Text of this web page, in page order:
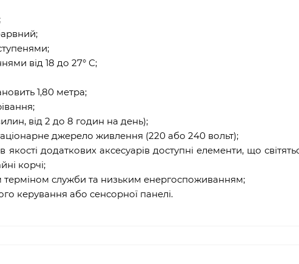
від 18 до 27° С;
1,80 метра;
від 2 до 8 годин на день);
джерело живлення (220 або 240 вольт);
додаткових аксесуарів доступні елементи, що
корчі;
терміном служби та низьким енергоспоживанням;
керування або сенсорної панелі.